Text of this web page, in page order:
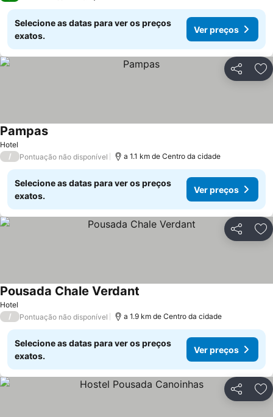
Selecione as datas para ver os preços
exatos.
Ver preços
Partilhar
Hotel
PampasVer preços
/ Pontuação não disponível a 1.1 km de Centro da cidade
Selecione as datas para ver os preços
exatos.
Ver preços
Partilhar
Hotel
Pousada Chale Verdant
/ Pontuação não disponível a 1.9 km de Centro da cidade
Selecione as datas para ver os preços
exatos.
Ver preços
Partilhar